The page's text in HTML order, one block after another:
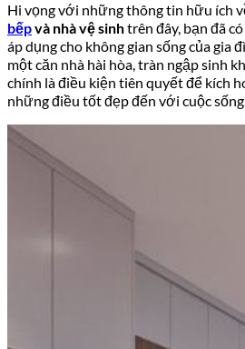
Hi vọng với những thông tin hữu ích
bếpvà nhà vệ sinhtrên đây, bạn đã
áp dụng cho không gian sống của gia
một căn nhà hài hòa, tràn ngập sinh
chính là điều kiện tiên quyết để kích
những điều tốt đẹp đến với cuộc